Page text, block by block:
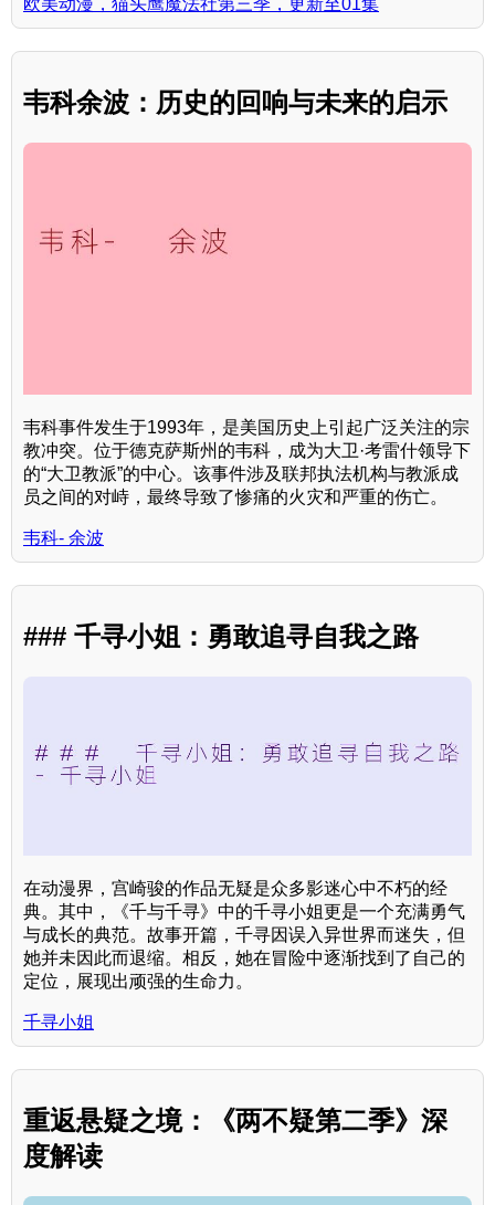
欧美动漫，猫头鹰魔法社第三季，更新至01集
韦科余波：历史的回响与未来的启示
韦科事件发生于1993年，是美国历史上引起广泛关注的宗
教冲突。位于德克萨斯州的韦科，成为大卫·考雷什领导下
的“大卫教派”的中心。该事件涉及联邦执法机构与教派成
员之间的对峙，最终导致了惨痛的火灾和严重的伤亡。
韦科- 余波
### 千寻小姐：勇敢追寻自我之路
在动漫界，宫崎骏的作品无疑是众多影迷心中不朽的经
典。其中，《千与千寻》中的千寻小姐更是一个充满勇气
与成长的典范。故事开篇，千寻因误入异世界而迷失，但
她并未因此而退缩。相反，她在冒险中逐渐找到了自己的
定位，展现出顽强的生命力。
千寻小姐
重返悬疑之境：《两不疑第二季》深
度解读